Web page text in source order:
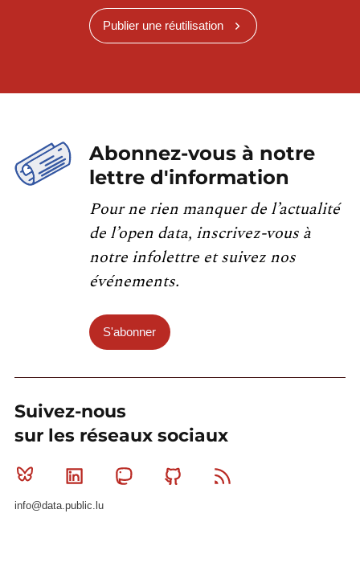
Publier une réutilisation
Abonnez-vous à notre
lettre d'information
Pour ne rien manquer de l’actualité
de l’open data, inscrivez-vous à
notre infolettre et suivez nos
événements.
S'abonner
Suivez-nous
sur les réseaux sociaux
Bluesky Linkedin MastodonGithub
info@data.public.lu